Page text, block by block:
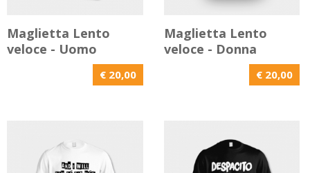
Maglietta Lento
veloce - Uomo
€ 20,00
Maglietta Lento
veloce - Donna
€ 20,00